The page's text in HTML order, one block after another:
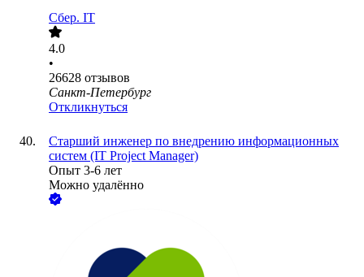
Сбер. IT
4.0
•
26628 отзывов
Санкт-Петербург
Откликнуться
Старший инженер по внедрению информационных
систем (IT Project Manager)
Опыт 3-6 лет
Можно удалённо